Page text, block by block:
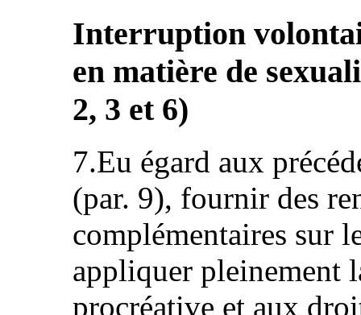
Interruption
en matière de
2, 3 et 6)
7.Eu égard aux
(par. 9), fournir des
complémentaires sur
appliquer pleinement
procréative et aux